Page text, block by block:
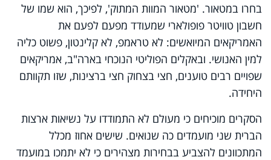
בחרו במטאור. 'מטאור המוות המתוק', לפיכך, הוא שמו של
חשבון טוויטר פופולארי שמעודד מפעם לפעם את
האמריקאים המיואשים: לא טראמפ, לא קלינטון, פשוט כליה
למין האנושי. ובאקלים הפוליטי הנוכחי בארה"ב, אמריקאים
שפויים רבים טוענים, חצי בצחוק חצי ברצינות, שזו תקוותם
היחידה.
הסקרים מוכיחים כי מעולם לא התמודדו על נשיאות ארצות
הברית שני מועמדים כה שנואים. שישים אחוז מכלל
המתכוונים להצביע בבחירות מצהירים כי לא יתמכו במועמד